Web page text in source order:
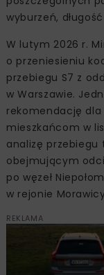
wyburzeń,
W lutym 2026 r.
o przeniesieniu
przebiegu S7 z
w Warszawie.
rekomendację
mieszkańcom w
analizę przebiegu
obejmującym
po węzeł
w rejonie
REKLAMA